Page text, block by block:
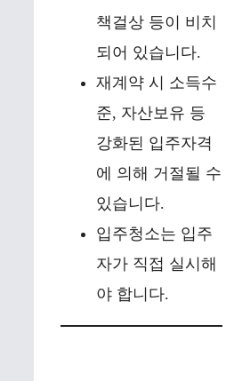
책걸상 등이 비치
되어 있습니다.
재계약 시 소득수
준, 자산보유 등
강화된 입주자격
에 의해 거절될 수
있습니다.
입주청소는 입주
자가 직접 실시해
야 합니다.